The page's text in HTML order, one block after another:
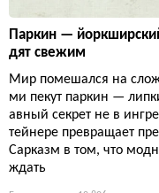
Паркин —
дят свежим
Мир помешался на
ми пекут паркин —
авный секрет не в
тейнере превращает
Сарказм в том, что
ждать